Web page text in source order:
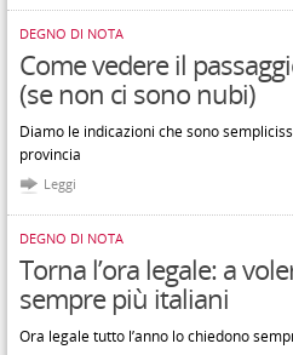
DEGNO DI NOTA
Come vedere il
(se non ci sono nubi)
Diamo le indicazioni che sono
provincia
Leggi
DEGNO DI NOTA
Torna l’ora legale: a
sempre più italiani
Ora legale tutto l’anno lo chiedono